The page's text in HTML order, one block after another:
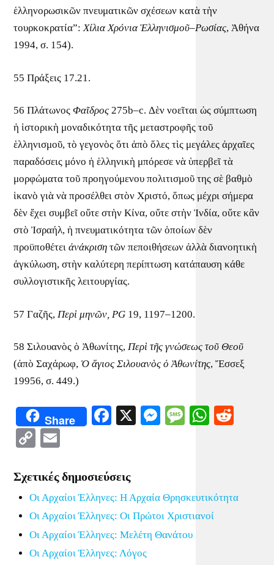
ἑλληνορωσικῶν πνευματικῶν σχέσεων κατὰ τὴν
τουρκοκρατία”:Χίλια Χρόνια Ἑλληνισμοῦ–Ρωσίας, Ἀθήνα
1994, σ. 154).
55 Πράξεις 17.21.
56 ΠλάτωνοςΦαῖδρος275b–c. Δὲν νοεῖται ὡς σύμπτωση
ἡ ἱστορικὴ μοναδικότητα τῆς μεταστροφῆς τοῦ
ἑλληνισμοῦ, τὸ γεγονὸς ὅτι ἀπὸ ὅλες τὶς μεγάλες ἀρχαῖες
παραδόσεις μόνο ἡ ἑλληνικὴ μπόρεσε νὰ ὑπερβεῖ τὰ
μορφώματα τοῦ προηγούμενου πολιτισμοῦ της σὲ βαθμὸ
ἱκανὸ γιὰ νὰ προσέλθει στὸν Χριστό, ὅπως μέχρι σήμερα
δὲν ἔχει συμβεῖ οὔτε στὴν Κίνα, οὔτε στὴν Ἰνδία, οὔτε κἂν
στὸ Ἰσραήλ, ἡ πνευματικότητα τῶν ὁποίων δὲν
προϋποθέτειἀνάκριση τῶν πεποιθήσεων ἀλλὰ διανοητικὴ
ἀγκύλωση, στὴν καλύτερη περίπτωση κατάπαυση κάθε
συλλογιστικῆς λειτουργίας.
57 Γαζῆς, Περὶ μηνῶν, PG 19, 1197–1200.
58 Σιλουανὸς ὁ Ἀθωνίτης,Περὶ τῆς γνώσεως τοῦ Θεοῦ
(ἀπὸ Σαχάρωφ, Ὁ ἅγιος Σιλουανὸς ὁ Ἀθωνίτης, Ἔσσεξ
19956, σ. 449.)
Share Facebook
X Messenger
Message
Copy
Σχετικές δημοσιεύσεις
Οι Αρχαίοι Έλληνες: Η Αρχαία Θρησκευτικότητα
Οι Αρχαίοι Έλληνες: Οι Πρώτοι Χριστιανοί
Οι Αρχαίοι Έλληνες: Μελέτη Θανάτου
Οι Αρχαίοι Έλληνες: Λόγος